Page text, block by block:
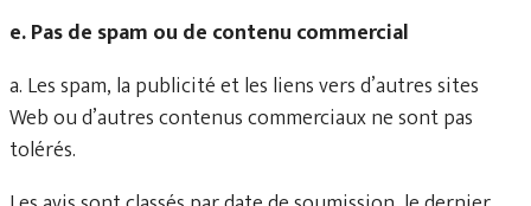
e. Pas de spam ou de contenu commercial
a. Les spam, la publicité et les liens vers d’autres sites
Web ou d’autres contenus commerciaux ne sont pas
tolérés.